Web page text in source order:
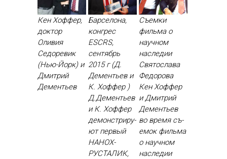
Кен Хоффер,
доктор
Оливия
Седоревик
(Нью-Йорк) и
Дмитрий
Дементьев
Барселона,
конгрес
ESCRS,
сентябрь
2015 г (Д.
Дементьев и
К. Хоффер )
Д.Де­менть­ев
и К. Хоф­фер
де­монс­три­ру­
ют пер­вый
НА­НОХ­
РУСТА­ЛИК,
Съемки
фильма о
научном
наследии
Святослава
Федорова
Кен Хоф­фер
и Дмит­рий
Де­менть­ев
во вре­мя съ­
емок филь­ма
о на­уч­ном
нас­ле­дии